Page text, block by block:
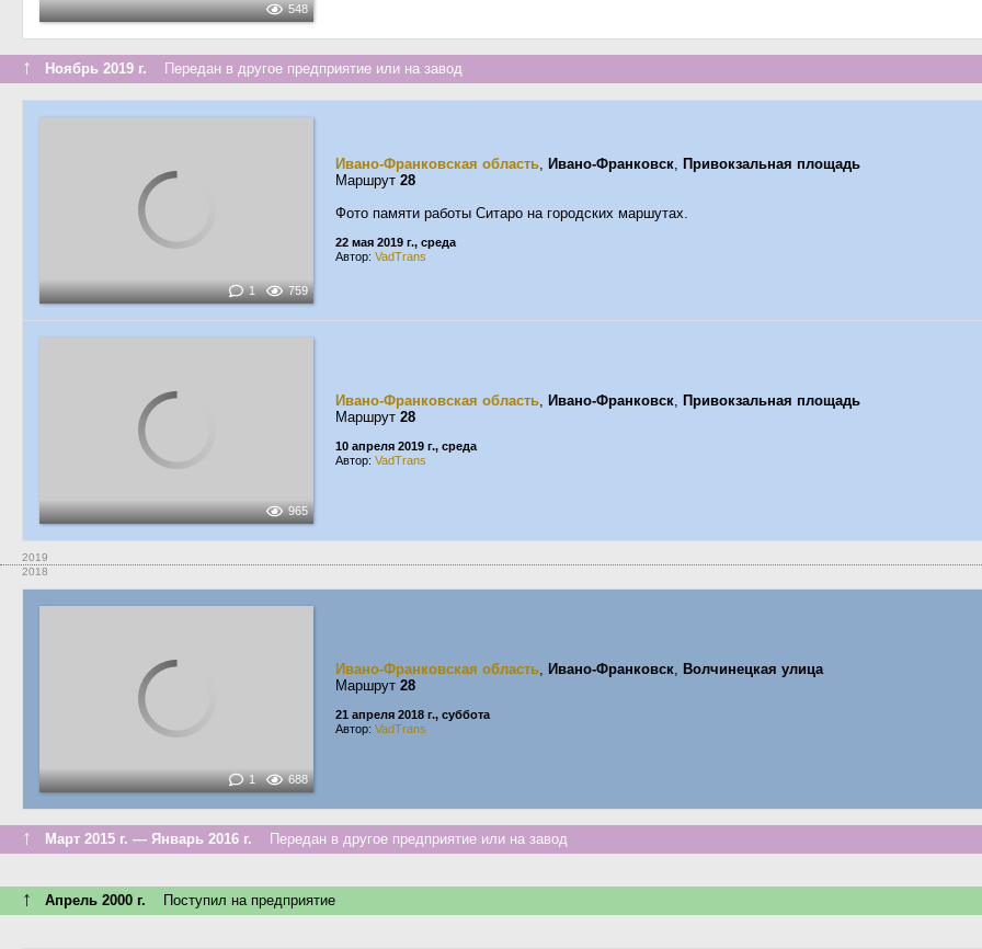
548
↑ Ноябрь 2019 г. Передан в другое предприятие или на завод
1 759
Ивано-Франковская область, Ивано-Франковск, Привокзальная площадь
Маршрут 28
Фото памяти работы Ситаро на городских маршутах.
22 мая 2019 г., среда
Автор: VadTrans
965
Ивано-Франковская область, Ивано-Франковск, Привокзальная площадь
Маршрут 28
10 апреля 2019 г., среда
Автор: VadTrans
2019
2018
1 688
Ивано-Франковская область, Ивано-Франковск, Волчинецкая улица
Маршрут 28
21 апреля 2018 г., суббота
Автор: VadTrans
↑ Март 2015 г. — Январь 2016 г. Передан в другое предприятие или на завод
↑ Апрель 2000 г. Поступил на предприятие